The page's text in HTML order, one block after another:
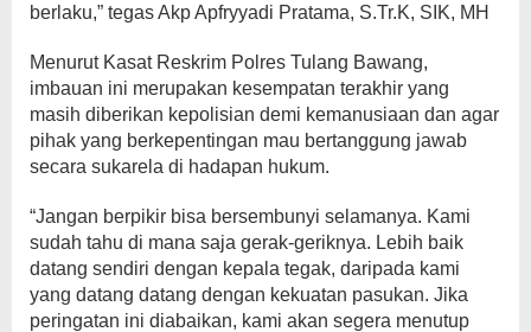
berlaku,” tegas Akp Apfryyadi Pratama, S.Tr.K, SIK, MH
Menurut Kasat Reskrim Polres Tulang Bawang,
imbauan ini merupakan kesempatan terakhir yang
masih diberikan kepolisian demi kemanusiaan dan agar
pihak yang berkepentingan mau bertanggung jawab
secara sukarela di hadapan hukum.
“Jangan berpikir bisa bersembunyi selamanya. Kami
sudah tahu di mana saja gerak-geriknya. Lebih baik
datang sendiri dengan kepala tegak, daripada kami
yang datang datang dengan kekuatan pasukan. Jika
peringatan ini diabaikan, kami akan segera menutup